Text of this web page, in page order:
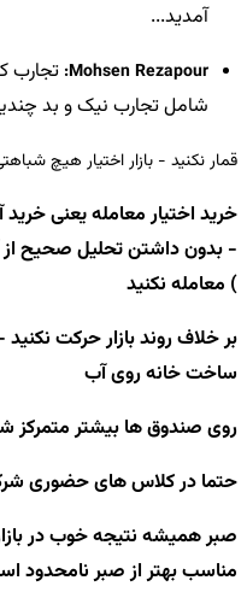
آمدید...
Mohsen Rezapour: تجارب
شامل تجارب نیک و بد
قمار نکنید - بازار اختیار هیچ
خرید اختیار معامله یعنی
- بدون داشتن تحلیل صحیح از
) معامله نکنید
بر خلاف روند بازار حرکت
ساخت خانه روی آب
روی صندوق ها بیشتر متمرکز
حتما در کلاس های حضوری
صبر همیشه نتیجه خوب در
مناسب بهتر از صبر نامحدود